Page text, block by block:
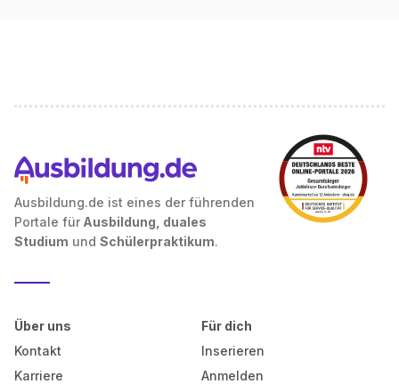
Ausbildung.de ist eines der führenden
Portale für Ausbildung, duales
Studium und Schülerpraktikum.
Über uns
Kontakt
Karriere
Für dich
Inserieren
Anmelden